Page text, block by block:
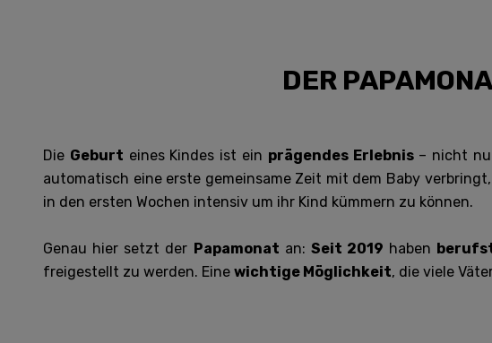
DER
Die Geburt eines Kindes ist ein prägendes Erlebnis– nicht
automatisch eine erste gemeinsame Zeit mit dem Baby verbringt,
in den ersten Wochen intensiv um ihr Kind kümmern zu können.
Genau hier setzt der Papamonat an: Seit 2019 haben
freigestellt zu werden. Eine wichtige Möglichkeit, die viele